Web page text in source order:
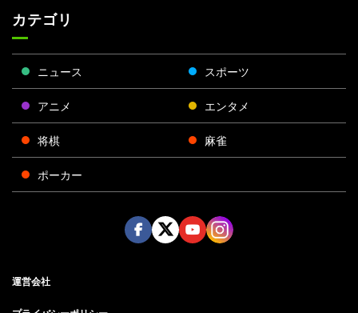
カテゴリ
ニュース スポーツ
アニメ エンタメ
将棋 麻雀
ポーカー
運営会社